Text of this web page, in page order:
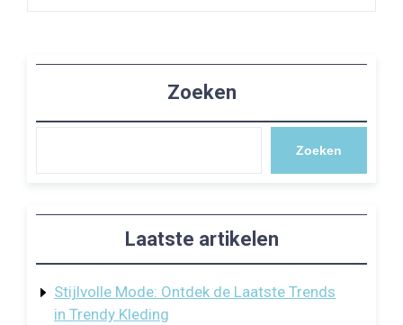
Zoeken
Zoeken
Laatste artikelen
Stijlvolle Mode: Ontdek de Laatste Trends
in Trendy Kleding